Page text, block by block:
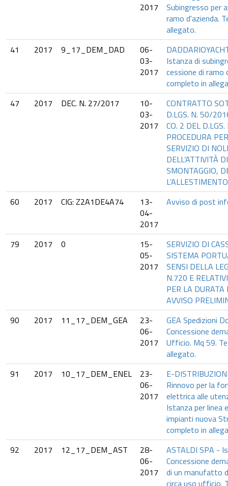
2017
Subingresso per
ramo d'azienda.
allegato.
41
2017 9_17_DEM_DAD
06-
03-
2017
Istanza di
cessione di ramo
completo in
47
2017 DEC. N. 27/2017
10-
03-
2017
CONTRATTO
D.LGS. N. 50/
CO. 2 DEL
PROCEDURA
SERVIZIO DI
DELL’ATTIVITÀ
SMONTAGGIO,
60
2017 CIG: Z2A1DE4A74
13-
04-
2017
Avviso di post
79 2017 0
15-
05-
2017
SERVIZIO DI
SISTEMA
SENSI DELLA
N.720 E
PER LA DURATA
AVVISO
90
2017 11_17_DEM_GEA
23-
06-
2017
GEA Spedizioni
Concessione
Ufficio. Mq 59.
allegato.
91
2017 10_17_DEM_ENEL
23-
06-
2017
E-
Rinnovo per la
elettrica alle
Istanza per linea
impianti nuova
completo in
92
2017 12_17_DEM_AST
28-
06-
2017
ASTALDI SPA -
Concessione
di un manufatto
circa uso ufficio.